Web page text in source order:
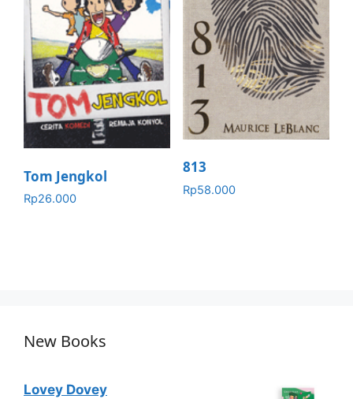
Tom Jengkol
Rp26.000
813
Rp58.000
New Books
Lovey Dovey